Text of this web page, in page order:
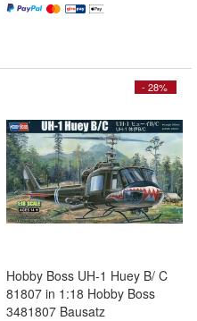
- 28%
Hobby Boss UH-1 Huey B/ C
81807 in 1:18 Hobby Boss
3481807 Bausatz